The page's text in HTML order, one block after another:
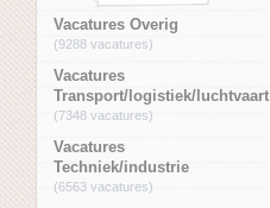
Vacatures Overig
(9288 vacatures)
Vacatures
Transport/logistiek/luchtvaart
(7348 vacatures)
Vacatures
Techniek/industrie
(6563 vacatures)